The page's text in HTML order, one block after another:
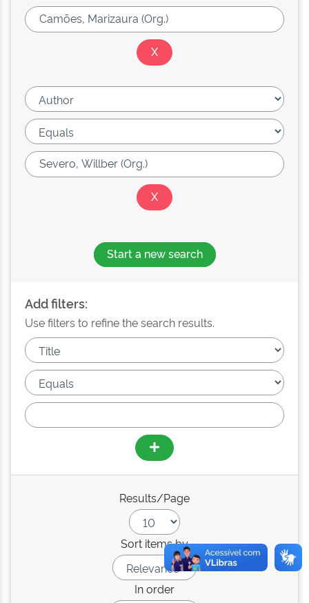
Start a new search
Add filters:
Use filters to refine the search results.
Results/Page
Sort items by
In order